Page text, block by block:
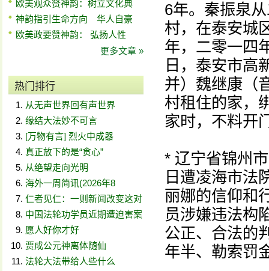
欧美观众赞神韵：树立文化典
神韵指引生命方向 华人自豪
欧美政要赞神韵： 弘扬人性
更多文章 »
热门排行
从无声世界回有声世界
缘结大法妙不可言
[万物有言] 烈火中成器
真正放下的是“贪心”
从绝望走向光明
海外一周简讯(2026年8
仁者见仁：一则新闻改变这对
中国法轮功学员近期遭迫害案
愿人好你才好
贾成公元神离体随仙
法轮大法带给人些什么
6年。秦振泉
村，在泰安城
年，二零一四
日，泰安市高
并）魏继康（
村租住的家，
家时，不料开
* 辽宁省锦州
日遭凌海市法
丽娜的信仰和
员涉嫌违法构
公正、合法的
年半、勒索罚